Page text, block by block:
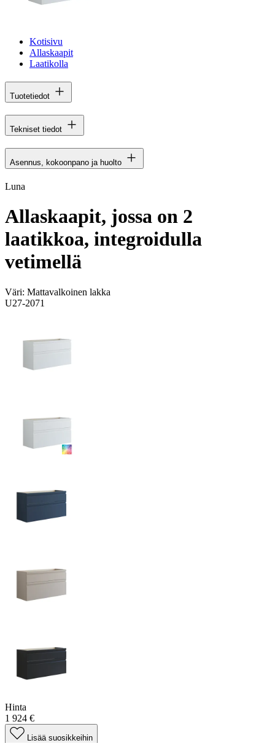
Kotisivu
Allaskaapit
Laatikolla
Tuotetiedot
Tekniset tiedot
Asennus, kokoonpano ja huolto
Luna
Allaskaapit, jossa on 2
laatikkoa, integroidulla
vetimellä
Väri: Mattavalkoinen lakka
U27-2071
Hinta
1 924 €
Lisää suosikkeihin